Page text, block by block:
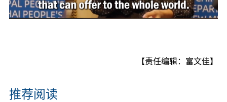
【责任编辑：富文佳】
推荐阅读